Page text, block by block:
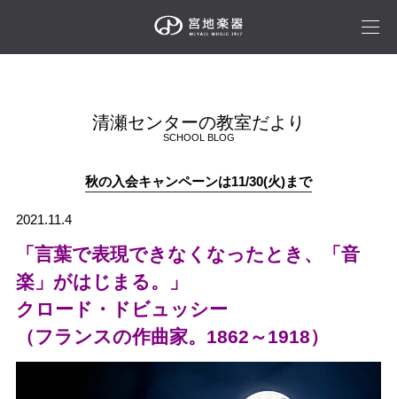
清瀬センターの教室だより
SCHOOL BLOG
秋の入会キャンペーンは11/30(火)まで
2021.11.4
「言葉で表現できなくなったとき、「音
楽」がはじまる。」
クロード・ドビュッシー
（フランスの作曲家。1862～1918）